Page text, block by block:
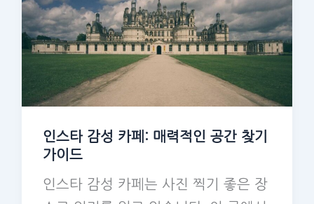
인스타 감성 카페: 매력적인 공간 찾기
가이드
인스타 감성 카페는 사진 찍기 좋은 장